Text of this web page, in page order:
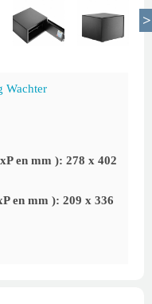
Wachter
en mm ): 278 x 402
en mm ): 209 x 336